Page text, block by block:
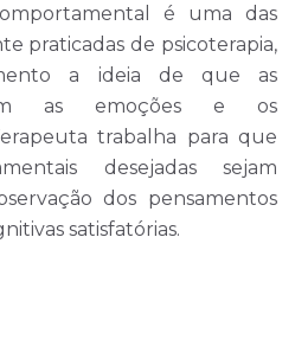
é uma das
praticadas de psicoterapia,
a ideia de que as
as emoções e os
trabalha para que
desejadas sejam
dos pensamentos
satisfatórias.